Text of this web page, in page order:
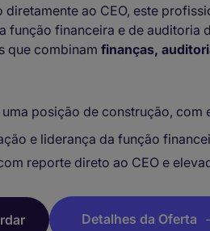
diretamente ao CEO, este
função financeira e de auditoria
que combinam finanças,
uma posição de construção,
e liderança da função
reporte direto ao CEO e
Detalhes da Oferta